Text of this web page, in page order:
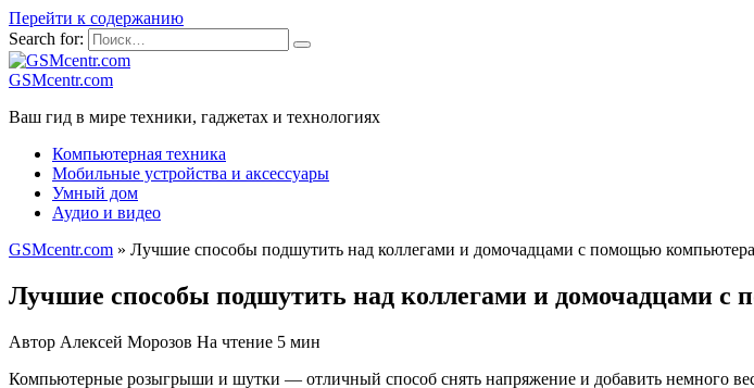
Перейти к содержанию
Search for:
GSMcentr.com
Ваш гид в мире техники, гаджетах и технологиях
Компьютерная техника
Мобильные устройства и аксессуары
Умный дом
Аудио и видео
GSMcentr.com » Лучшие способы подшутить над коллегами и домочадцами с помощью компьютера
Лучшие способы подшутить над коллегами и домочадцами с
Автор Алексей Морозов На чтение 5 мин
Компьютерные розыгрыши и шутки — отличный способ снять напряжение и добавить немного